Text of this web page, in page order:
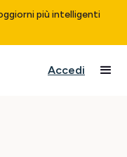
più intelligenti
Accedi